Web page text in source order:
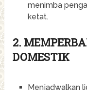
menimba
ketat.
2.
DOMESTIK
Menjadwalkan